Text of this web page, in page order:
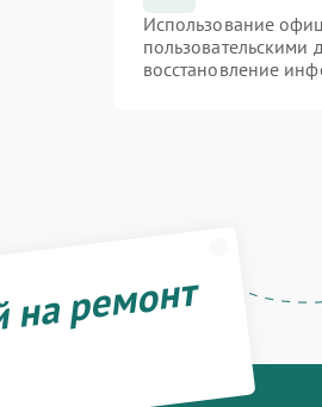
Использование
восстановление
ремонт